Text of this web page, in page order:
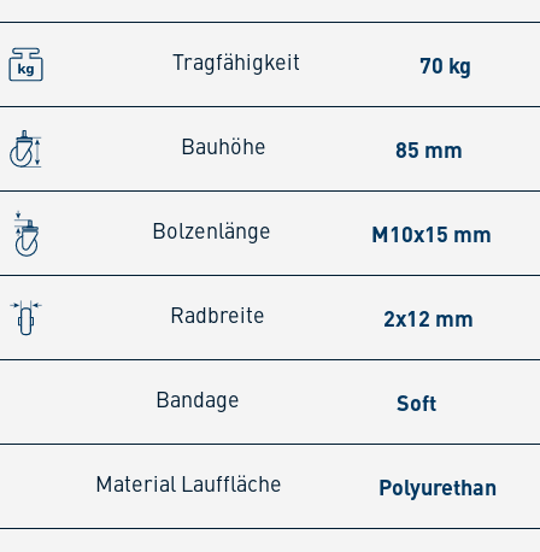
Tragfähigkeit 70 kg
Bauhöhe 85 mm
Bolzenlänge M10x15 mm
Radbreite 2x12 mm
Bandage Soft
Material Lauffläche Polyurethan